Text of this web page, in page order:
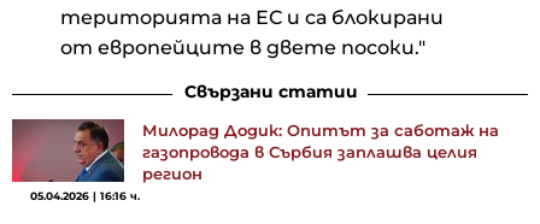
територията на ЕС и са блокирани
от европейците в двете посоки."
Свързани статии
Милорад Додик: Опитът за саботаж на
газопровода в Сърбия заплашва целия
регион
05.04.2026 | 16:16 ч.